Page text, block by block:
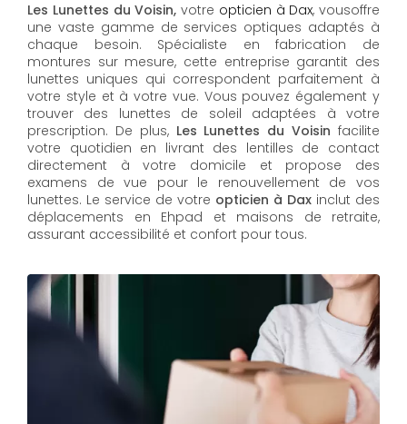
Les Lunettes du Voisin, votre opticien à Dax, vousoffre
une vaste gamme de services optiques adaptés à
chaque besoin. Spécialiste en fabrication de
montures sur mesure, cette entreprise garantit des
lunettes uniques qui correspondent parfaitement à
votre style et à votre vue. Vous pouvez également y
trouver des lunettes de soleil adaptées à votre
prescription. De plus, Les Lunettes du Voisin facilite
votre quotidien en livrant des lentilles de contact
directement à votre domicile et propose des
examens de vue pour le renouvellement de vos
lunettes. Le service de votre opticien à Dax inclut des
déplacements en Ehpad et maisons de retraite,
assurant accessibilité et confort pour tous.